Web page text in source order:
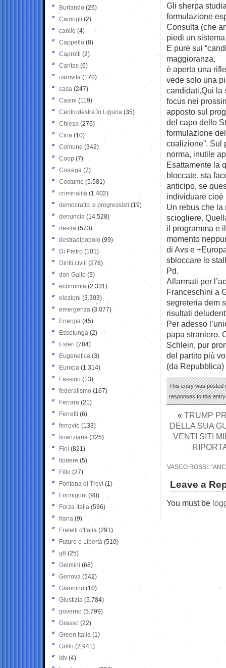
Gli sherpa
formulazione
Consulta (che
piedi un
E pure sui
maggioranza,
è aperta una
vede solo una
candidati.Qui la
focus nei
apposto sul
del capo dello
formulazione
coalizione”. Sul
norma, inutile
Esattamente la
bloccate, sta
anticipo, se
individuare cioè
Un rebus che
sciogliere.
il programma e
momento
di Avs e
sbloccare lo
Pd.
Allarmati per
Franceschini a
segreteria dem
risultati
Per adesso
papa straniero.
Schlein, pur
del partito più
(da Repubblica)
This entry was posted
responses to this
« TRUMP
DELLA SUA
VENTI SITI
VASCO ROSSI:
Leave a
You must be
Burlando (26)
Camogli (2)
canile (4)
Cappello (8)
Caprotti (2)
Caritas (6)
carovita (170)
casa (247)
Casini (119)
Centrodestra in Liguria (35)
Chiesa (276)
Cina (10)
Comune (342)
Coop (7)
Cossiga (7)
Costume (5.581)
criminalità (1.402)
democratici e progressisti (19)
denuncia (14.528)
destra (573)
destradipopolo (99)
Di Pietro (101)
Diritti civili (276)
don Gallo (9)
economia (2.331)
elezioni (3.303)
emergenza (3.077)
Energia (45)
Esselunga (2)
Esteri (784)
Eugenetica (3)
Europa (1.314)
Fassino (13)
federalismo (167)
Ferrara (21)
Ferretti (6)
ferrovie (133)
finanziaria (325)
Fini (821)
fioriere (5)
Fitto (27)
Fontana di Trevi (1)
Formigoni (90)
Forza Italia (596)
frana (9)
Fratelli d'Italia (291)
Futuro e Libertà (510)
g8 (25)
Gelmini (68)
Genova (542)
Giannino (10)
Giustizia (5.784)
governo (5.799)
Grasso (22)
Green Italia (1)
Grillo (2.941)
Idv (4)